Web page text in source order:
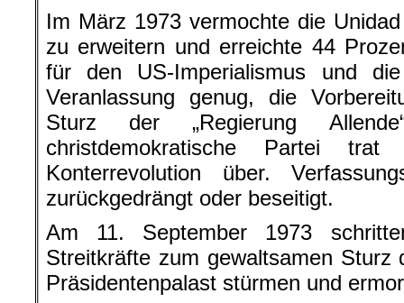
Im März 1973 vermochte die
zu erweitern und erreichte 44
für den US-Imperialismus und
Veranlassung genug, die
Sturz der „Regierung
christdemokratische Partei
Konterrevolution über.
zurückgedrängt oder beseitigt.
Am 11. September 1973
Streitkräfte zum gewaltsamen Sturz
Präsidentenpalast stürmen und